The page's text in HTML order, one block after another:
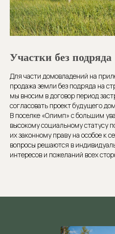
Участки без подряда
Для части домовладений на
продажа земли без подряда на
мы вносим в договор период
согласовать проект будущего
В поселке «Олимп» с большим
высокому социальному статусу
их законному праву на особое к
вопросы решаются в
интересов и пожеланий всех